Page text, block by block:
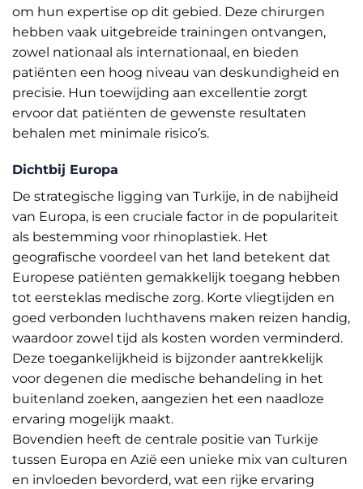
om hun expertise op dit gebied. Deze chirurgen
hebben vaak uitgebreide trainingen ontvangen,
zowel nationaal als internationaal, en bieden
patiënten een hoog niveau van deskundigheid en
precisie. Hun toewijding aan excellentie zorgt
ervoor dat patiënten de gewenste resultaten
behalen met minimale risico’s.
Dichtbij Europa
De strategische ligging van Turkije, in de nabijheid
van Europa, is een cruciale factor in de populariteit
als bestemming voor rhinoplastiek. Het
geografische voordeel van het land betekent dat
Europese patiënten gemakkelijk toegang hebben
tot eersteklas medische zorg. Korte vliegtijden en
goed verbonden luchthavens maken reizen handig,
waardoor zowel tijd als kosten worden verminderd.
Deze toegankelijkheid is bijzonder aantrekkelijk
voor degenen die medische behandeling in het
buitenland zoeken, aangezien het een naadloze
ervaring mogelijk maakt.
Bovendien heeft de centrale positie van Turkije
tussen Europa en Azië een unieke mix van culturen
en invloeden bevorderd, wat een rijke ervaring